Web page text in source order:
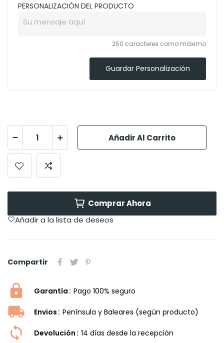
PERSONALIZACIÓN DEL PRODUCTO
250 caracteres como máximo
Guardar Personalización
Añadir Al Carrito
Comprar Ahora
Añadir a la lista de deseos
Compartir
Garantía Pago 100% seguro
Envios Península y Baleares (según producto)
Devolución 14 dí­as desde la recepción